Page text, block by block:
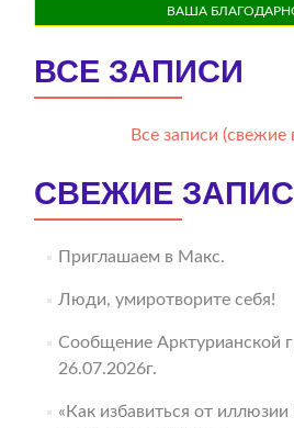
ВАША
ВСЕ ЗАПИСИ
Все записи (свежие
СВЕЖИЕ
Приглашаем в Макс.
Люди, умиротворите себя!
Сообщение Арктурианской
26.07.2026г.
«Как избавиться от иллюзии